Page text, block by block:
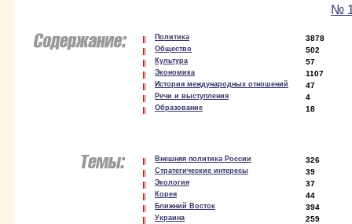
№
Политика 3878
Общество 502
Культура 57
Экономика 1107
История международных отношений 47
Речи и выступления 4
Образование 18
Внешняя политика России 326
Стратегические интересы 39
Экология 37
Корея 44
Ближний Восток 394
Украина 259